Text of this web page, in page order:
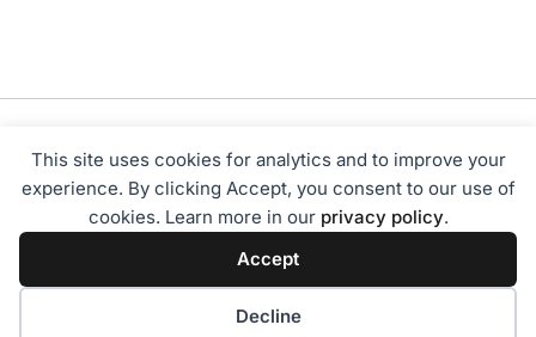
This site uses cookies for analytics and to improve your
experience. By clicking Accept, you consent to our use of
cookies. Learn more in our privacy policy.
Accept
Decline
Tentang Kami Redaksi Disclaimer
Privacy Policy
Pedoman Media Siber